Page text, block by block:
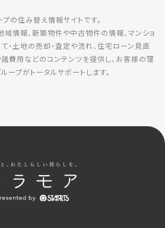
プの住み替え情報サイトです。
情報、新築物件や中古物件の情報、マンショ
・土地の売却・査定や流れ、住宅ローン見直
費用などのコンテンツを提供し、お客様の理
プがトータルサポートします。